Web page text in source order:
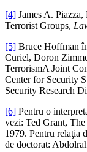
[4] James A.
Terrorist Groups,
[5] Bruce Hoffman
Curiel, Doron
TerrorismA Joint
Center for Security
Security Research
[6] Pentru o
vezi: Ted Grant,
1979. Pentru relaţia
de doctorat: